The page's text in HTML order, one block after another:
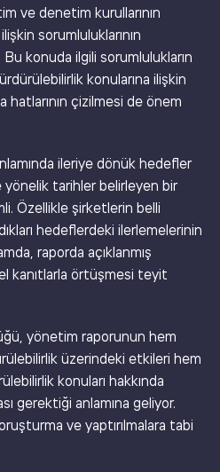
ve denetim kurullarının
sorumluluklarının
konuda ilgili sorumlulukların
konularına ilişkin
hatlarının çizilmesi de önem
ileriye dönük hedefler
tarihler belirleyen bir
Özellikle şirketlerin belli
hedeflerdeki ilerlemelerinin
raporda açıklanmış
kanıtlarla örtüşmesi teyit
yönetim raporunun hem
üzerindeki etkileri hem
konuları hakkında
gerektiği anlamına geliyor.
ve yaptırılmalara tabi